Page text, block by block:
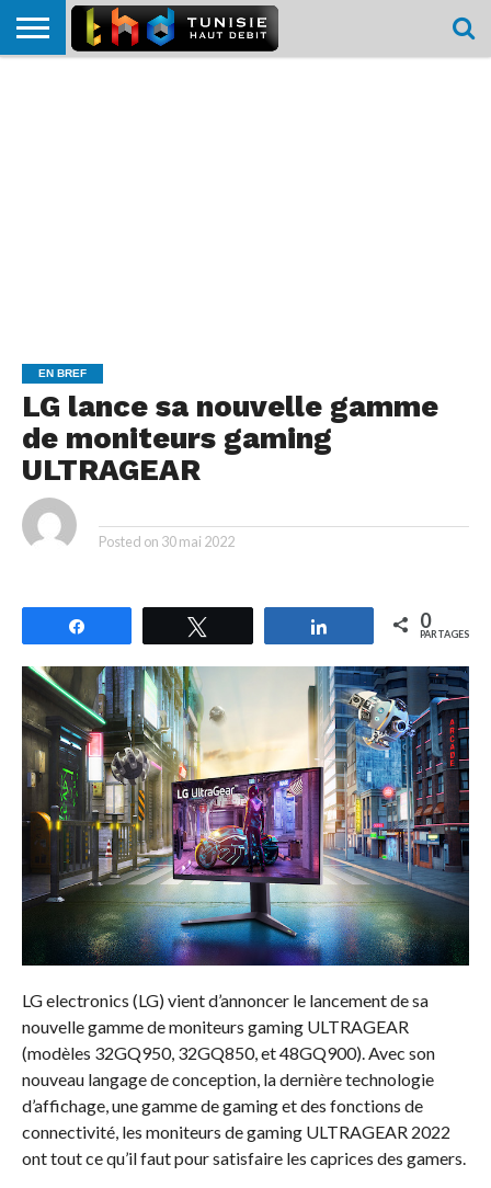
EN BREF
LG lance sa nouvelle gamme
de moniteurs gaming
ULTRAGEAR
Posted on 30 mai 2022
Partagez 0
PARTAGES
LG electronics (LG) vient d’annoncer le lancement de sa
nouvelle gamme de moniteurs gaming ULTRAGEAR
(modèles 32GQ950, 32GQ850, et 48GQ900). Avec son
nouveau langage de conception, la dernière technologie
d’affichage, une gamme de gaming et des fonctions de
connectivité, les moniteurs de gaming ULTRAGEAR 2022
ont tout ce qu’il faut pour satisfaire les caprices des gamers.